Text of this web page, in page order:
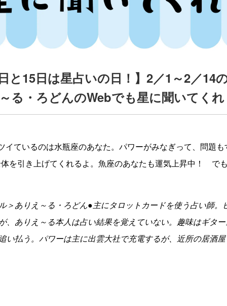
と15日は星占いの日！】2／1～2／14
る・ろどんのWebでも星に聞いてく
イているのは水瓶座のあなた。パワーがみなぎって、問題
を引き上げてくれるよ。魚座のあなたも運気上昇中！ で
＞ありえ～る・ろどん●主にタロットカードを使う占い師。
、ありえ～る本人は占い結果を覚えていない。趣味はギター
い払う。パワーは主に出雲大社で充電するが、近所の居酒